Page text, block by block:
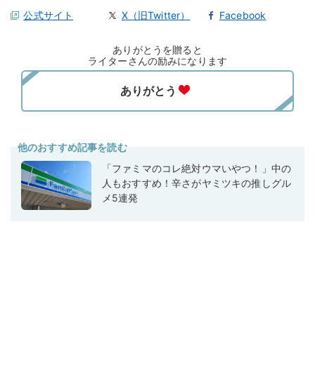
公式サイト X（旧Twitter） Facebook
ありがとうを贈ると
ライターさんの励みになります
他のおすすめ記事を読む
「ファミマのコレ絶対ウマいやつ！」中の
人もおすすめ！辛さがヤミツキの推しグル
メ5連発